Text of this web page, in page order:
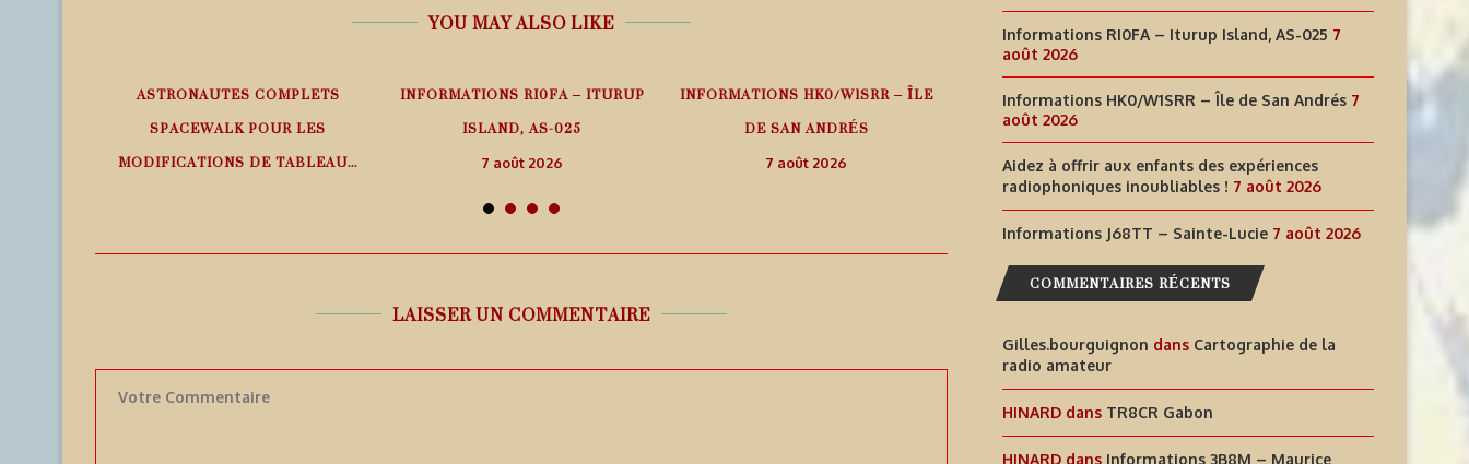
YOU MAY ALSO LIKE
ASTRONAUTES COMPLETS
SPACEWALK POUR LES
MODIFICATIONS DE TABLEAU...
INFORMATIONS RI0FA – ITURUP
ISLAND, AS-025
7 août 2026
INFORMATIONS HK0/W1SRR – ÎLE
DE SAN ANDRÉS
7 août 2026
AIDEZ À OFFRIR AUX ENFANTS
DES EXPÉRIENCES
RADIOPHONIQUES...
7 août 2026
INFORMATIONS J68TT –
LAISSER UN COMMENTAIRE
Informations RI0FA – Iturup Island, AS-025 7
août 2026
Informations HK0/W1SRR – Île de San Andrés 7
août 2026
Aidez à offrir aux enfants des expériences
radiophoniques inoubliables ! 7 août 2026
Informations J68TT – Sainte-Lucie 7 août 2026
COMMENTAIRES RÉCENTS
Gilles.bourguignon dans Cartographie de la
radio amateur
HINARD dans TR8CR Gabon
HINARD dans Informations 3B8M – Maurice